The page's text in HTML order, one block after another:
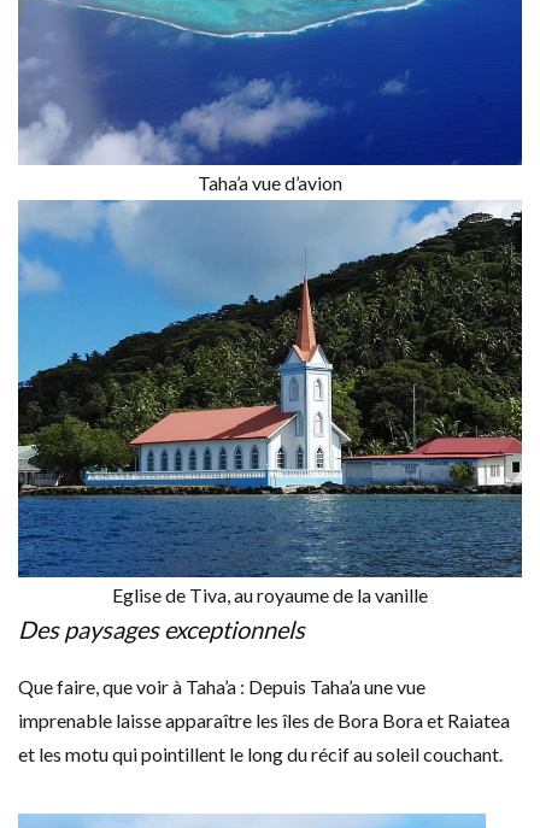
Taha’a vue d’avion
Eglise de Tiva, au royaume de la vanille
Des paysages exceptionnels
Que faire, que voir à Taha’a : Depuis Taha’a une vue
imprenable laisse apparaître les îles de Bora Bora et Raiatea
et les motu qui pointillent le long du récif au soleil couchant.